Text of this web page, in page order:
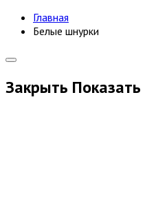
Главная
Белые шнурки
Закрыть Показать